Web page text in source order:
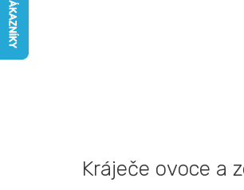
Kráječe ovoce a